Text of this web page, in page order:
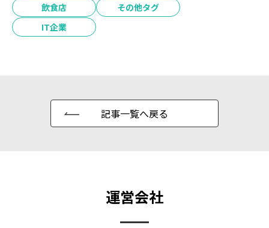
飲食店
その他タグ
IT企業
記事一覧へ戻る
運営会社